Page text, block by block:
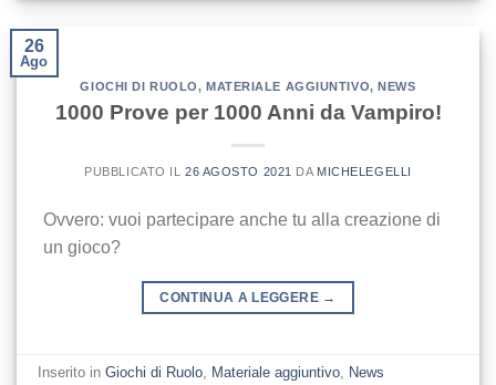
26
Ago
GIOCHI DI RUOLO, MATERIALE AGGIUNTIVO, NEWS
1000 Prove per 1000 Anni da Vampiro!
PUBBLICATO IL 26 AGOSTO 2021 DA MICHELEGELLI
Ovvero: vuoi partecipare anche tu alla creazione di
un gioco?
CONTINUA A LEGGERE →
Inserito inGiochi di Ruolo, Materiale aggiuntivo, News